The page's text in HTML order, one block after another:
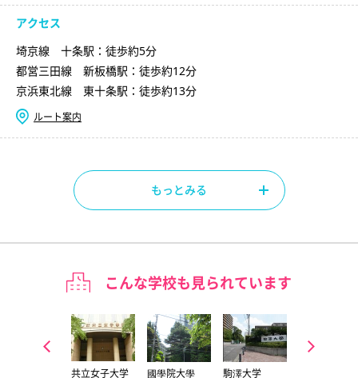
アクセス
埼京線 十条駅：徒歩約5分
都営三田線 新板橋駅：徒歩約12分
京浜東北線 東十条駅：徒歩約13分
ルート案内
もっとみる
こんな学校も見られています
共立女子大学
國學院大學
駒澤大学